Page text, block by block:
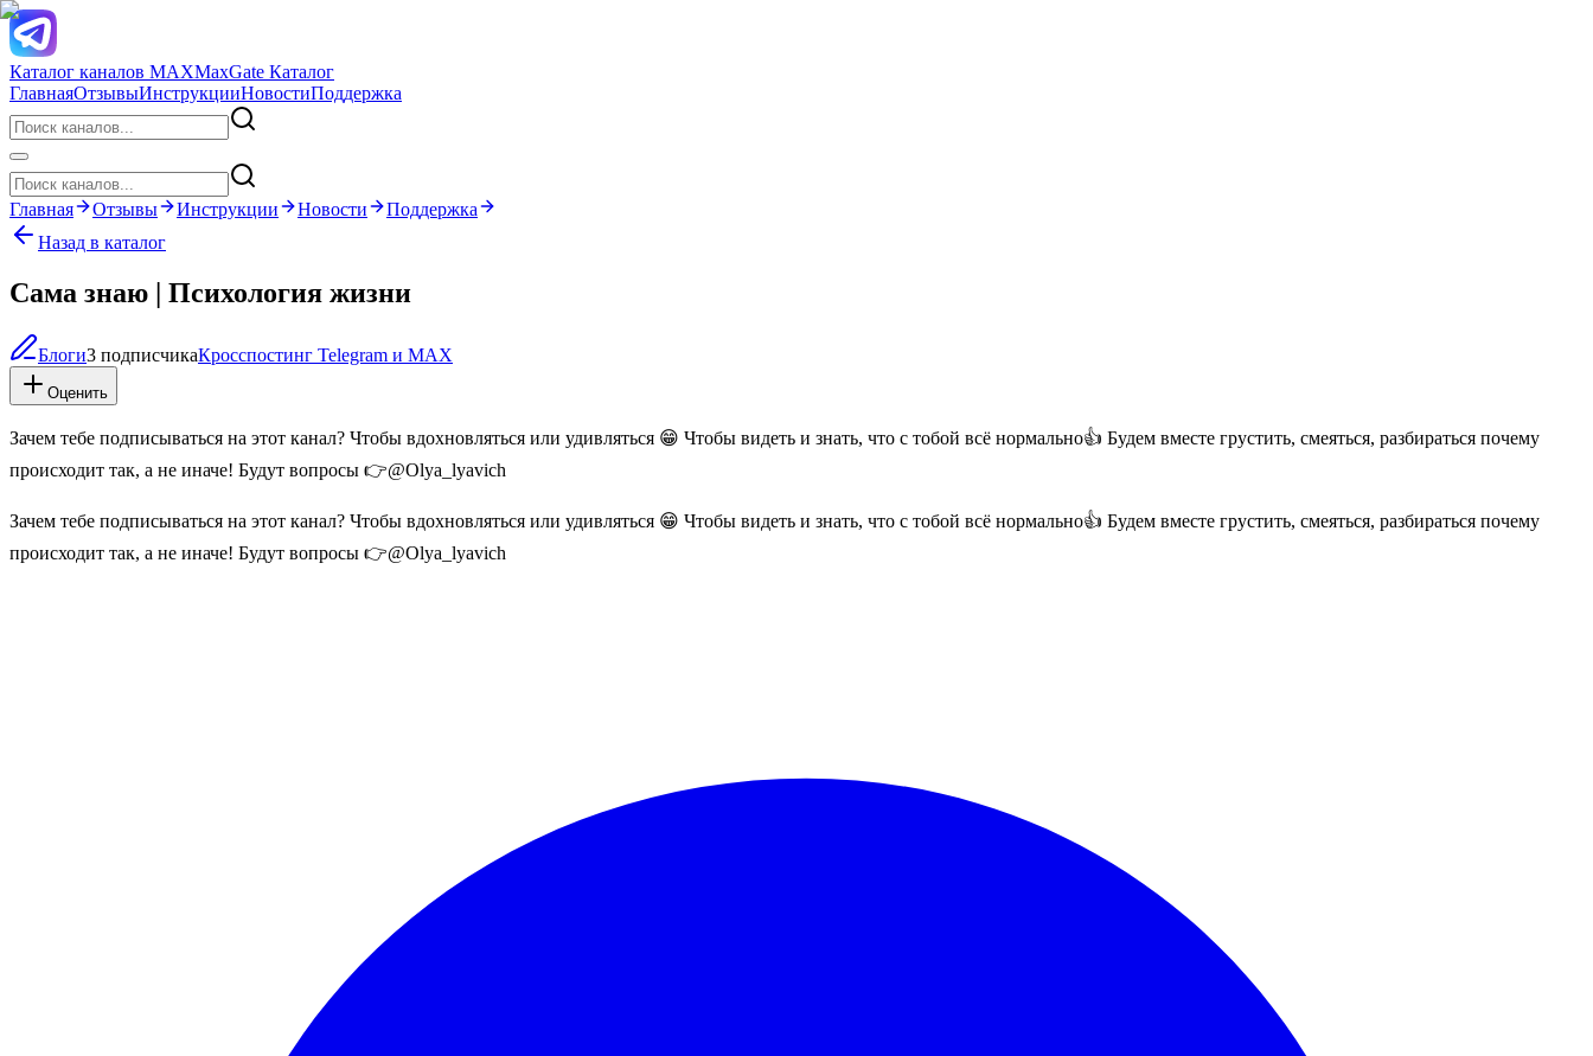
Каталог каналов MAXMaxGate Каталог
ГлавнаяОтзывыИнструкцииНовостиПоддержка
Главная Отзывы Инструкции Новости
Поддержка
Назад в каталог
Сама знаю | Психология жизни
Блоги3 подписчикаКросспостинг Telegram и MAX
Оценить
Зачем тебе подписываться на этот канал? Чтобы вдохновляться или удивляться 😁 Чтобы видеть и знать, что с тобой всё нормально👍 Будем вместе грустить, смеяться, разбираться почему
происходит так, а не иначе! Будут вопросы 👉@Olya_lyavich
Зачем тебе подписываться на этот канал? Чтобы вдохновляться или удивляться 😁 Чтобы видеть и знать, что с тобой всё нормально👍 Будем вместе грустить, смеяться, разбираться почему
происходит так, а не иначе! Будут вопросы 👉@Olya_lyavich